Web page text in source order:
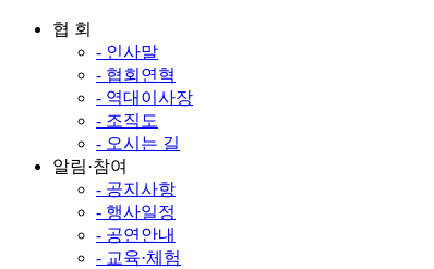
협 회
- 인사말
- 협회연혁
- 역대이사장
- 조직도
- 오시는 길
알림·참여
- 공지사항
- 행사일정
- 공연안내
- 교육·체험